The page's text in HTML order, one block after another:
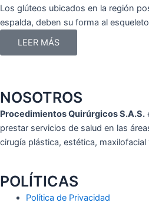
Los glúteos ubicados en la región
espalda, deben su forma al
LEER MÁS
NOSOTROS
Procedimientos Quirúrgicos S.A.S.
prestar servicios de salud en las
cirugía plástica, estética, maxilofacial
POLÍTICAS
Política de Privacidad